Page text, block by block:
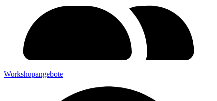
Workshopangebote